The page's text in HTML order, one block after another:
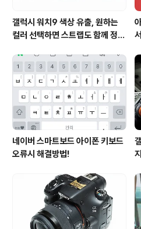
갤럭시 워치9 색상 유출, 원하는
컬러 선택하면 스트랩도 함께 정해
네이버 스마트보드 아이폰 키보드
오류시 해결방법!